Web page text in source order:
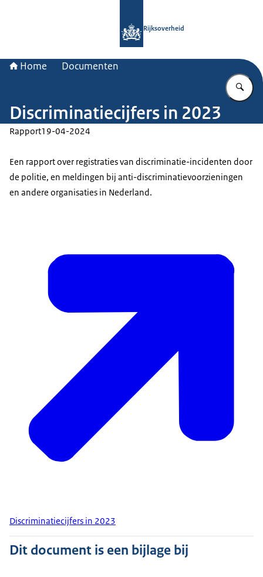
Rijksoverheid
Home Documenten
Discriminatiecijfers in 2023
Rapport19-04-2024
Een rapport over registraties van discriminatie-incidenten door
de politie, en meldingen bij anti-discriminatievoorzieningen
en andere organisaties in Nederland.
Discriminatiecijfers in 2023
Dit document is een bijlage bij